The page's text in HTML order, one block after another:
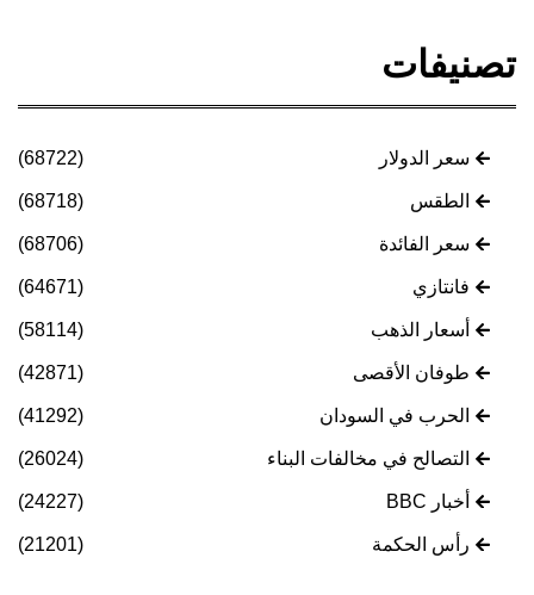
تصنيفات
سعر الدولار (68722)
الطقس (68718)
سعر الفائدة (68706)
فانتازي (64671)
أسعار الذهب (58114)
طوفان الأقصى (42871)
الحرب في السودان (41292)
التصالح في مخالفات البناء (26024)
أخبار BBC (24227)
رأس الحكمة (21201)